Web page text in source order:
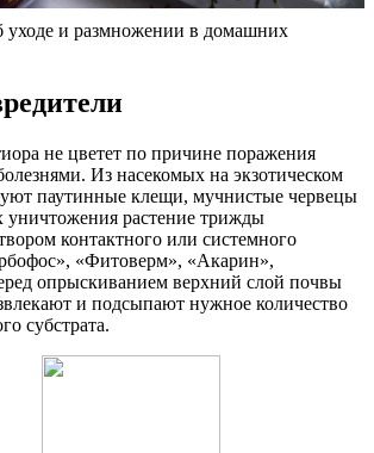
и размножении в домашних
не цветет по причине поражения
Из насекомых на экзотическом
паутинные клещи, мучнистые червецы
растение трижды
контактного или системного
«Фитоверм», «Акарин»,
опрыскиванием верхний слой почвы
и подсыпают нужное количество
субстрата.